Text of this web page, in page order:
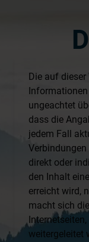
Die auf dieser
ungeachtet
dass die
jedem Fall
direkt oder
den Inhalt
erreicht wird,
macht sich
weitergeleitet